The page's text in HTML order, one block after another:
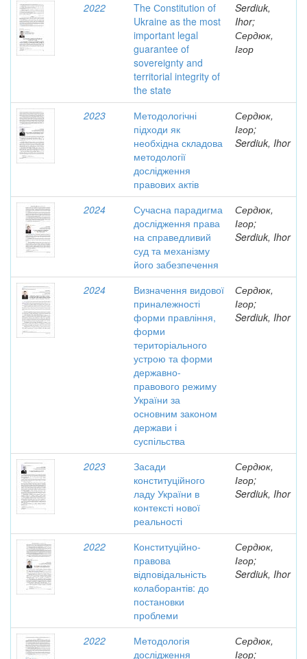
2022
The Сonstitution of
Ukraine as the most
important legal
guarantee of
sovereignty and
territorial integrity of
the state
Serdiuk,
Ihor;
Сердюк,
Ігор
2023
Методологічні
підходи як
необхідна складова
методології
дослідження
правових актів
Сердюк,
Ігор;
Serdiuk, Ihor
2024
Сучасна парадигма
дослідження права
на справедливий
суд та механізму
його забезпечення
Сердюк,
Ігор;
Serdiuk, Ihor
2024
Визначення видової
приналежності
форми правління,
форми
територіального
устрою та форми
державно-
правового режиму
України за
основним законом
держави і
суспільства
Сердюк,
Ігор;
Serdiuk, Ihor
2023
Засади
конституційного
ладу України в
контексті нової
реальності
Сердюк,
Ігор;
Serdiuk, Ihor
2022
Конституційно-
правова
відповідальність
колаборантів: до
постановки
проблеми
Сердюк,
Ігор;
Serdiuk, Ihor
2022
Методологія
дослідження
Сердюк,
Ігор;